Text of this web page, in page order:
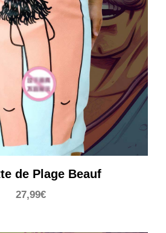
de Plage Beauf
27,99€